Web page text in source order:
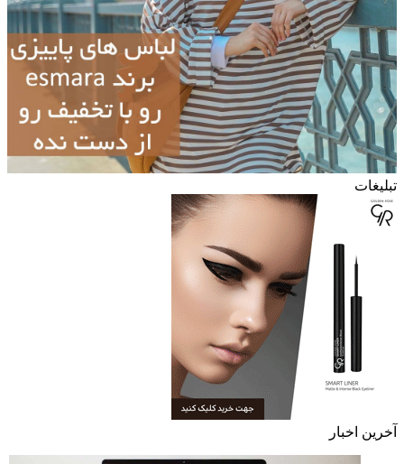
تبلیغات
آخرین اخبار